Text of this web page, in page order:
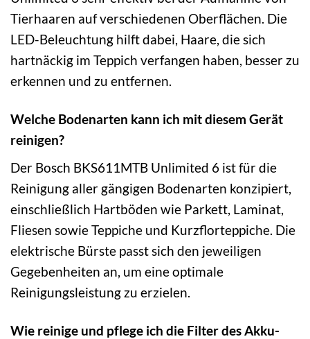
Tierhaaren auf verschiedenen Oberflächen. Die
LED-Beleuchtung hilft dabei, Haare, die sich
hartnäckig im Teppich verfangen haben, besser zu
erkennen und zu entfernen.
Welche Bodenarten kann ich mit diesem Gerät
reinigen?
Der Bosch BKS611MTB Unlimited 6 ist für die
Reinigung aller gängigen Bodenarten konzipiert,
einschließlich Hartböden wie Parkett, Laminat,
Fliesen sowie Teppiche und Kurzflorteppiche. Die
elektrische Bürste passt sich den jeweiligen
Gegebenheiten an, um eine optimale
Reinigungsleistung zu erzielen.
Wie reinige und pflege ich die Filter des Akku-